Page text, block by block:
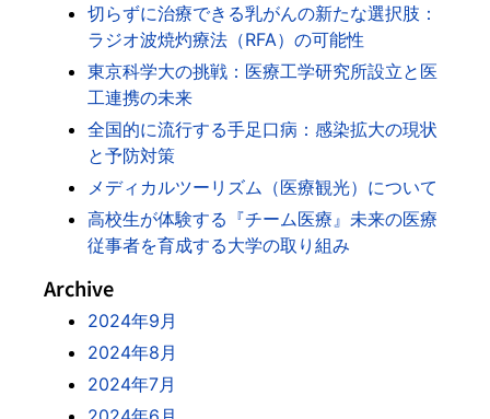
切らずに治療できる乳がんの新たな選択肢：
ラジオ波焼灼療法（RFA）の可能性
東京科学大の挑戦：医療工学研究所設立と医
工連携の未来
全国的に流行する手足口病：感染拡大の現状
と予防対策
メディカルツーリズム（医療観光）について
高校生が体験する『チーム医療』未来の医療
従事者を育成する大学の取り組み
Archive
2024年9月
2024年8月
2024年7月